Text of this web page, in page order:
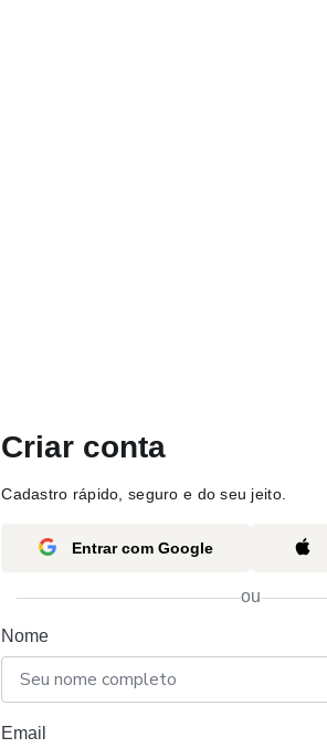
Criar conta
Cadastro rápido, seguro e do seu jeito.
Entrar com Google
ou
Nome
Email